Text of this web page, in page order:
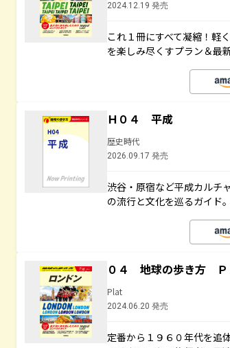
2024.12.19 発売
これ１冊にすべて凝縮！軽
を楽しみ尽くすプラン＆最
Ｈ０４ 平成
歴史時代
2026.09.17 発売
渋谷・原宿など平成カルチ
の流行と文化を巡るガイド。
０４ 地球の歩き方
Plat
2024.06.20 発売
定番から１９６０年代を追